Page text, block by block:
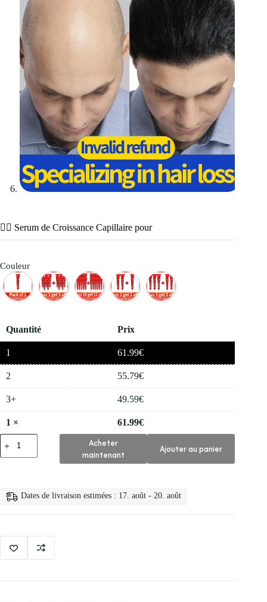
💇‍♀️ Serum de Croissance Capillaire pour
Couleur
Quantité Prix
1 61.99€
2 55.79€
3+ 49.59€
1 × 61.99€
quantité
de
💇‍♀️
Croissance
Capillaire
Acheter
maintenant
Ajouter au panier
Dates de livraison estimées : 17. août - 20. août